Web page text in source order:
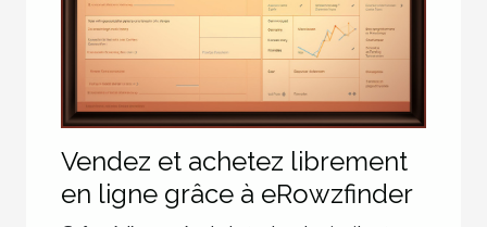
Vendez et achetez librement
en ligne grâce à eRowzfinder